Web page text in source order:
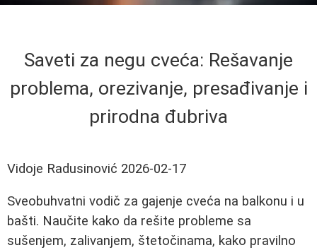
Saveti za negu cveća: Rešavanje
problema, orezivanje, presađivanje i
prirodna đubriva
Vidoje Radusinović 2026-02-17
Sveobuhvatni vodič za gajenje cveća na balkonu i u
bašti. Naučite kako da rešite probleme sa
sušenjem, zalivanjem, štetočinama, kako pravilno